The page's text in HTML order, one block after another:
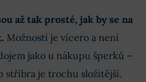
až tak prosté, jak by se na
Možností je vícero a není
jako u nákupu šperků –
stříbra je trochu složitější.